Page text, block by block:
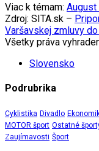
Viac k témam: August
Zdroj: SITA.sk –
Varšavskej zmluvy
Všetky práva
Slovensko
Podrubrika
Cyklistika Divadlo
MOTOR šport Ostatné
Zaujímavosti Šport